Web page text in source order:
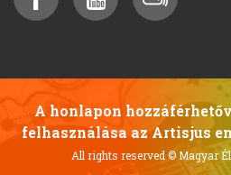
A honlapon
felhasználása az Artisjus
All rights reserved© Magyar